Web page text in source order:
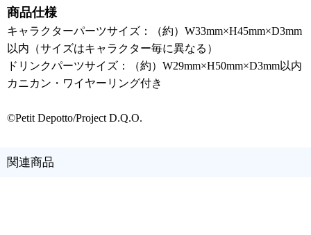
商品仕様
キャラクターパーツサイズ：（約）W33mm×H45mm×D3mm
以内（サイズはキャラクター毎に異なる）
ドリンクパーツサイズ：（約）W29mm×H50mm×D3mm以内
カニカン・ワイヤーリング付き
©Petit Depotto/Project D.Q.O.
関連商品